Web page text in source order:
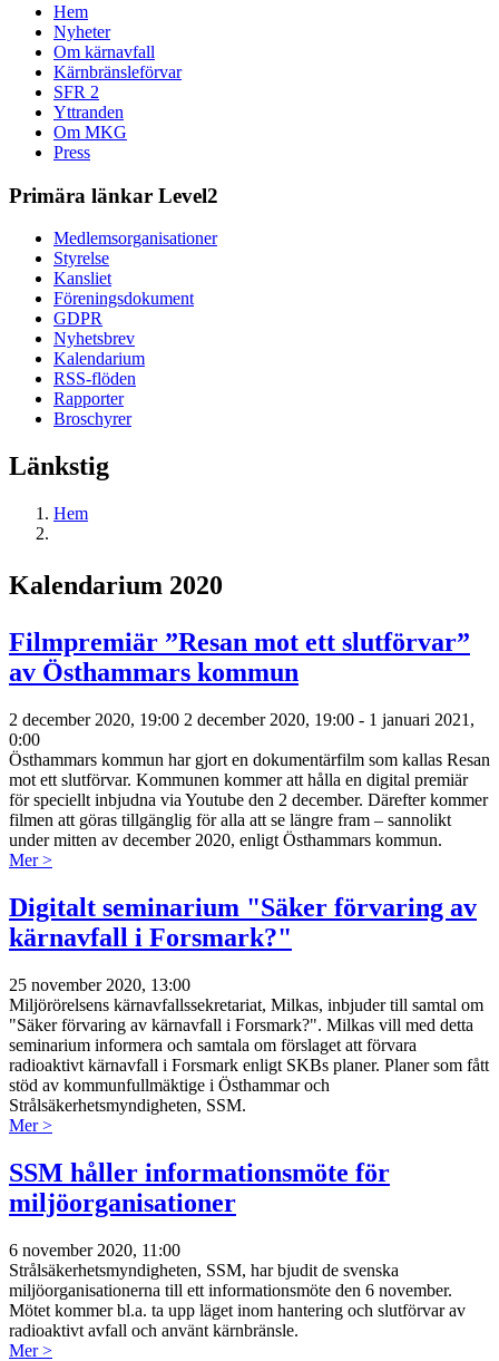
Hem
Nyheter
Om kärnavfall
Kärnbränsleförvar
SFR 2
Yttranden
Om MKG
Press
Primära länkar Level2
Medlemsorganisationer
Styrelse
Kansliet
Föreningsdokument
GDPR
Nyhetsbrev
Kalendarium
RSS-flöden
Rapporter
Broschyrer
Länkstig
Hem
Kalendarium 2020
Filmpremiär ”Resan mot ett slutförvar”
av Östhammars kommun
2 december 2020, 19:00 2 december 2020, 19:00 - 1 januari 2021,
0:00
Östhammars kommun har gjort en dokumentärfilm som kallas Resan
mot ett slutförvar. Kommunen kommer att hålla en digital premiär
för speciellt inbjudna via Youtube den 2 december. Därefter kommer
filmen att göras tillgänglig för alla att se längre fram – sannolikt
under mitten av december 2020, enligt Östhammars kommun.
Mer >
Digitalt seminarium "Säker förvaring av
kärnavfall i Forsmark?"
25 november 2020, 13:00
Miljörörelsens kärnavfallssekretariat, Milkas, inbjuder till samtal om
"Säker förvaring av kärnavfall i Forsmark?". Milkas vill med detta
seminarium informera och samtala om förslaget att förvara
radioaktivt kärnavfall i Forsmark enligt SKBs planer. Planer som fått
stöd av kommunfullmäktige i Östhammar och
Strålsäkerhetsmyndigheten, SSM.
Mer >
SSM håller informationsmöte för
miljöorganisationer
6 november 2020, 11:00
Strålsäkerhetsmyndigheten, SSM, har bjudit de svenska
miljöorganisationerna till ett informationsmöte den 6 november.
Mötet kommer bl.a. ta upp läget inom hantering och slutförvar av
radioaktivt avfall och använt kärnbränsle.
Mer >